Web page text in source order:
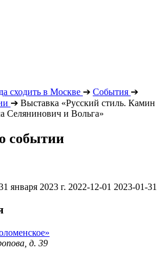
сходить в Москве ➔ События ➔
➔ Выставка «Русский стиль. Камин
и Вольга»
событии
января 2023 г. 2022-12-01 2023-01-31
д. 39